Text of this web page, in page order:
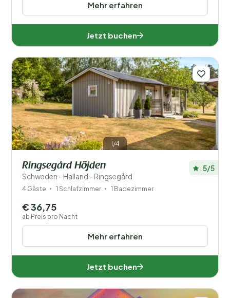
Mehr erfahren
Jetzt buchen
1/4
Ringsegård Höjden
Schweden - Halland - Ringsegård
5/5
4 Gäste 1 Schlafzimmer 1 Badezimmer
Mehr erfahren
€ 36,75
ab Preis pro Nacht
Jetzt buchen